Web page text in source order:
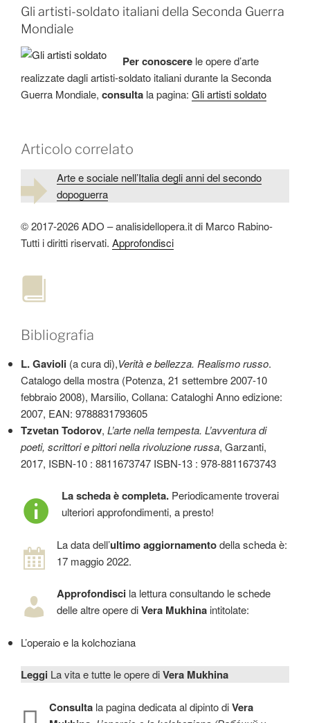
Gli artisti-soldato italiani della Seconda Guerra
Mondiale
Per conoscerele opere d’arte
realizzate dagli artisti-soldato italiani durante la Seconda
Guerra Mondiale, consulta la pagina: Gli artisti soldato
Articolo correlato
Arte e sociale nell’Italia degli anni del secondo
dopoguerra
© 2017-2026 ADO – analisidellopera.it di Marco Rabino-
Tutti i diritti riservati. Approfondisci
Bibliografia
L. Gavioli (a cura di),Verità e bellezza. Realismo russo.
Catalogo della mostra (Potenza, 21 settembre 2007-10
febbraio 2008), Marsilio, Collana: Cataloghi Anno edizione:
2007, EAN: 9788831793605
Tzvetan Todorov, L’arte nella tempesta. L’avventura di
poeti, scrittori e pittori nella rivoluzione russa, Garzanti,
2017, ISBN-10 : 8811673747 ISBN-13 : 978-8811673743
La scheda è completa. Periodicamente troverai
ulteriori approfondimenti, a presto!
La data dell’ultimo aggiornamentodella scheda è:
17 maggio 2022.
Approfondisci la lettura consultando le schede
delle altre opere diVera Mukhina intitolate:
L’operaio e la kolchoziana
Leggi La vita e tutte le opere diVera Mukhina
Consulta la pagina dedicata al dipinto diVera